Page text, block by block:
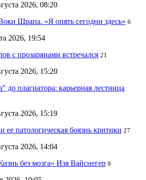
2026, 08:20
Шрапа. «Я опять сегодни здесь» 6
2026, 19:54
с прозарянами встречался 21
2026, 15:20
до плагиатора: карьерная лестница
2026, 15:19
ее патологическая боязнь критики 27
2026, 14:04
без мозга» Изя Вайснегер 9